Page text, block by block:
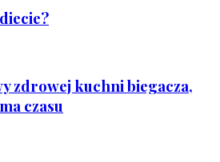
zdrowej kuchni biegacza,
czasu